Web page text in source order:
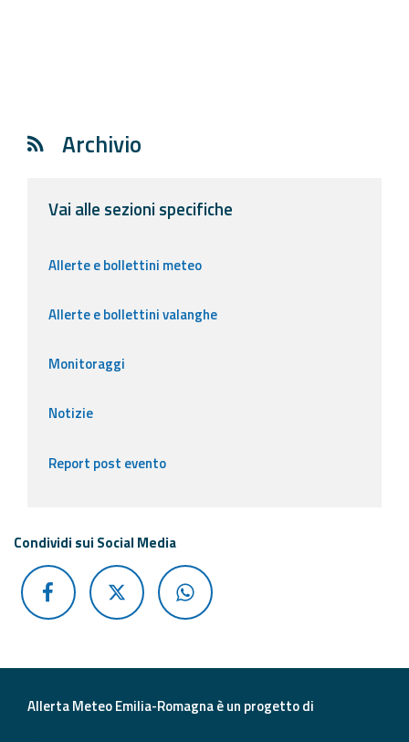
Il progetto
Emilia-
Contatti
Archivio
Vai alle sezioni specifiche
Allerte e bollettini meteo
Allerte e bollettini valanghe
Monitoraggi
Notizie
Report post evento
Condividi sui Social Media
Allerta Meteo Emilia-Romagna è un progetto di